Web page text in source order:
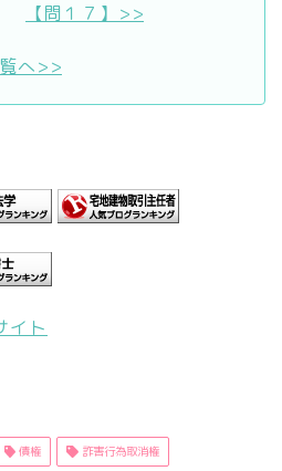
【問１７】>>
へ>>
イト
債権 詐害行為取消権